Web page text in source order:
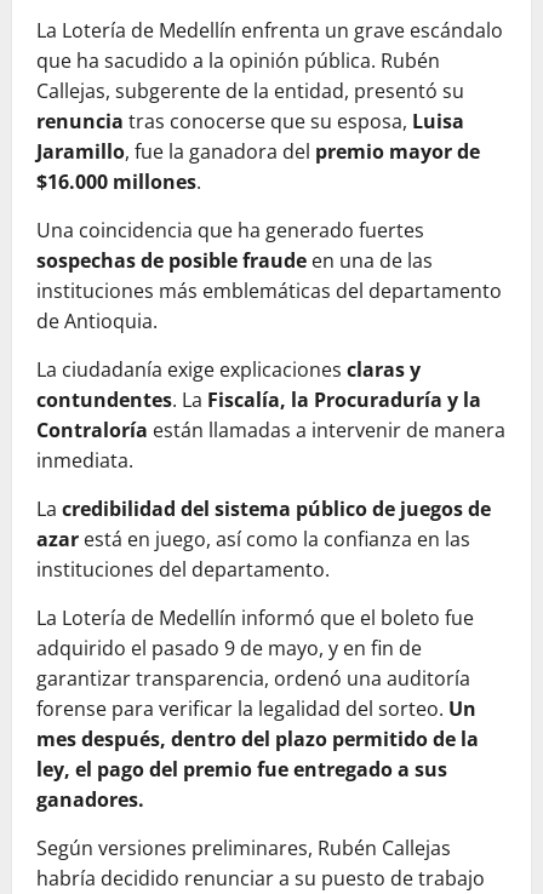
La Lotería de Medellín enfrenta un grave escándalo
que ha sacudido a la opinión pública. Rubén
Callejas, subgerente de la entidad, presentó su
renuncia tras conocerse que su esposa, Luisa
Jaramillo, fue la ganadora del premio mayor de
$16.000 millones.
Una coincidencia que ha generado fuertes
sospechas de posible fraude en una de las
instituciones más emblemáticas del departamento
de Antioquia.
La ciudadanía exige explicaciones claras y
contundentes. La Fiscalía, la Procuraduría y la
Contraloría están llamadas a intervenir de manera
inmediata.
La credibilidad del sistema público de juegos de
azar está en juego, así como la confianza en las
instituciones del departamento.
La Lotería de Medellín informó que el boleto fue
adquirido el pasado 9 de mayo, y en fin de
garantizar transparencia, ordenó una auditoría
forense para verificar la legalidad del sorteo. Un
mes después, dentro del plazo permitido de la
ley, el pago del premio fue entregado a sus
ganadores.
Según versiones preliminares, Rubén Callejas
habría decidido renunciar a su puesto de trabajo